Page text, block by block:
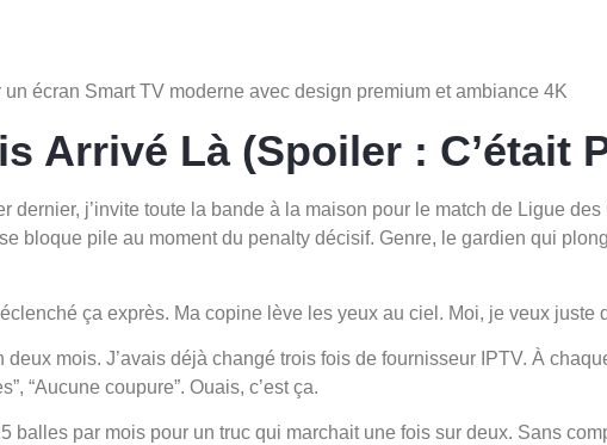
Arrivé Là (Spoiler : C’était
dernier, j’invite toute la bande à la maison pour le match de Ligue
bloque pile au moment du penalty décisif. Genre, le gardien qui
ça exprès. Ma copine lève les yeux au ciel. Moi, je veux juste
deux mois. J’avais déjà changé trois fois de fournisseur IPTV. À
“Aucune coupure”. Ouais, c’est ça.
balles par mois pour un truc qui marchait une fois sur deux. Sans